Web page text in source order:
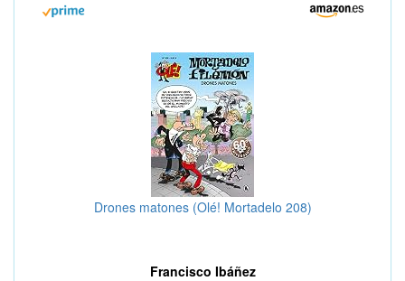
Drones matones (Olé! Mortadelo 208)
Francisco Ibáñez